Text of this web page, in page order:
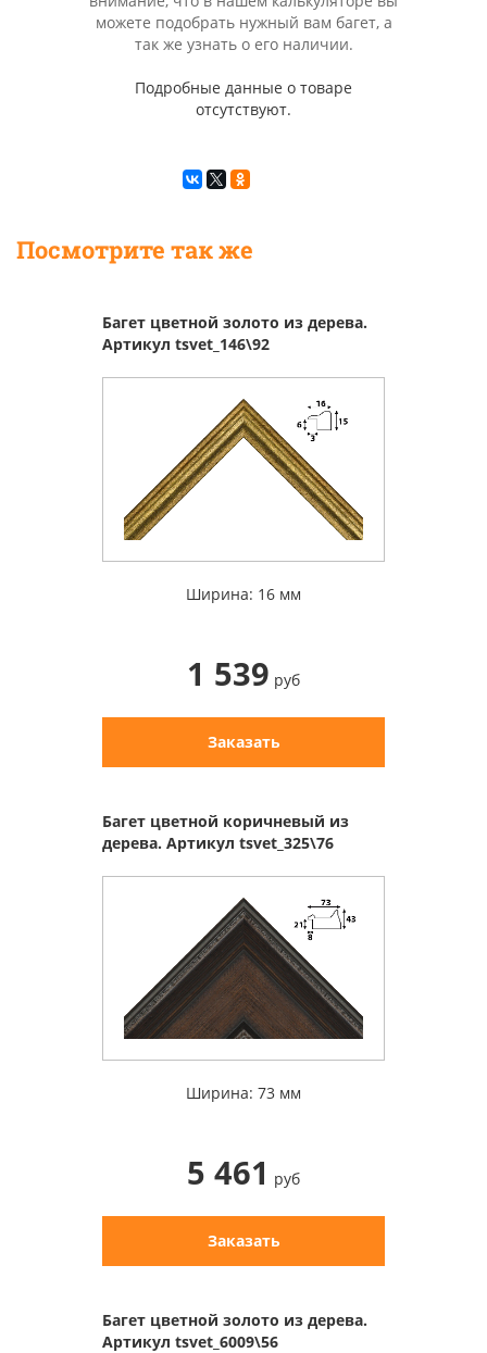
можете подобрать нужный вам багет, а
так же узнать о его наличии.
Подробные данные о товаре
отсутствуют.
Посмотрите так же
Багет цветной золото из дерева.
Артикул tsvet_146\92
Ширина: 16 мм
1 539 руб
Заказать
Багет цветной коричневый из
дерева. Артикул tsvet_325\76
Ширина: 73 мм
5 461 руб
Заказать
Багет цветной золото из дерева.
Артикул tsvet_6009\56